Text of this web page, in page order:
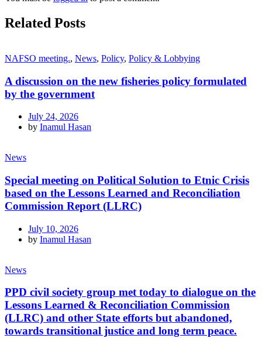
Related Posts
NAFSO meeting., News, Policy, Policy & Lobbying
A discussion on the new fisheries policy formulated
by the government
July 24, 2026
by Inamul Hasan
News
Special meeting on Political Solution to Etnic Crisis
based on the Lessons Learned and Reconciliation
Commission Report (LLRC)
July 10, 2026
by Inamul Hasan
News
PPD civil society group met today to dialogue on the
Lessons Learned & Reconciliation Commission
(LLRC) and other State efforts but abandoned,
towards transitional justice and long term peace.